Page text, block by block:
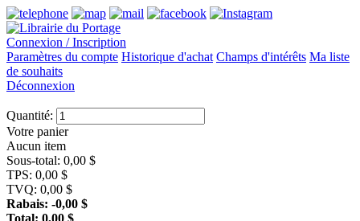
Connexion / Inscription
Paramètres du compte Historique d'achat Champs d'intérêts Ma liste
de souhaits
Déconnexion
Quantité:
Votre panier
Aucun item
Sous-total: 0,00 $
TPS: 0,00 $
TVQ: 0,00 $
Rabais: -0,00 $
Total: 0,00 $